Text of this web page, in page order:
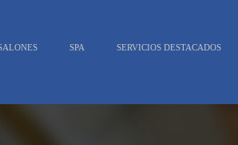
SPA SERVICIOS DESTACADOS